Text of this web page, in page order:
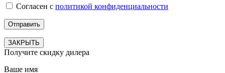
Согласен с политикой конфиденциальности
ЗАКРЫТЬ
Получите скидку дилера
Ваше имя